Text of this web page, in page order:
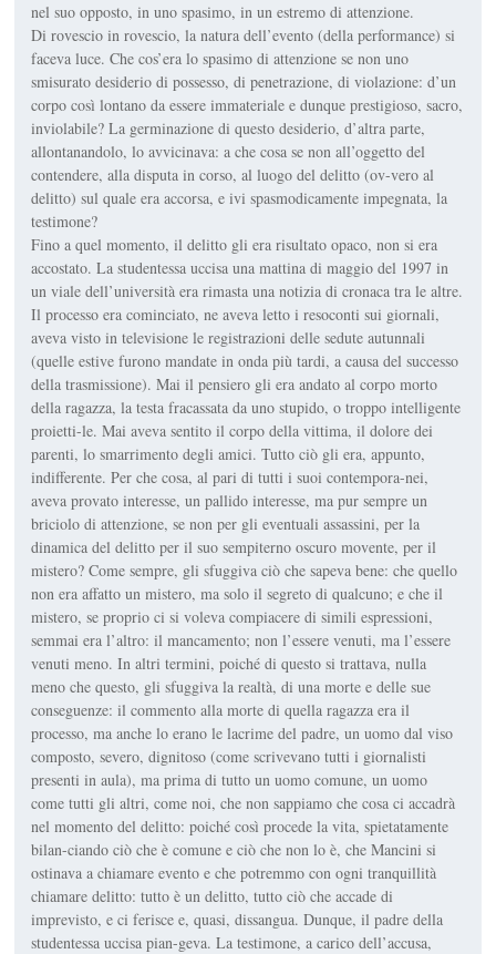
nel suo opposto, in uno spasimo, in un estremo di attenzione.
Di rovescio in rovescio, la natura dell’evento (della performance) si
faceva luce. Che cos’era lo spasimo di attenzione se non uno
smisurato desiderio di possesso, di penetrazione, di violazione: d’un
corpo così lontano da essere immateriale e dunque prestigioso, sacro,
inviolabile? La germinazione di questo desiderio, d’altra parte,
allontanandolo, lo avvicinava: a che cosa se non all’oggetto del
contendere, alla disputa in corso, al luogo del delitto (ov-vero al
delitto) sul quale era accorsa, e ivi spasmodicamente impegnata, la
testimone?
Fino a quel momento, il delitto gli era risultato opaco, non si era
accostato. La studentessa uccisa una mattina di maggio del 1997 in
un viale dell’università era rimasta una notizia di cronaca tra le altre.
Il processo era cominciato, ne aveva letto i resoconti sui giornali,
aveva visto in televisione le registrazioni delle sedute autunnali
(quelle estive furono mandate in onda più tardi, a causa del successo
della trasmissione). Mai il pensiero gli era andato al corpo morto
della ragazza, la testa fracassata da uno stupido, o troppo intelligente
proietti-le. Mai aveva sentito il corpo della vittima, il dolore dei
parenti, lo smarrimento degli amici. Tutto ciò gli era, appunto,
indifferente. Per che cosa, al pari di tutti i suoi contempora-nei,
aveva provato interesse, un pallido interesse, ma pur sempre un
briciolo di attenzione, se non per gli eventuali assassini, per la
dinamica del delitto per il suo sempiterno oscuro movente, per il
mistero? Come sempre, gli sfuggiva ciò che sapeva bene: che quello
non era affatto un mistero, ma solo il segreto di qualcuno; e che il
mistero, se proprio ci si voleva compiacere di simili espressioni,
semmai era l’altro: il mancamento; non l’essere venuti, ma l’essere
venuti meno. In altri termini, poiché di questo si trattava, nulla
meno che questo, gli sfuggiva la realtà, di una morte e delle sue
conseguenze: il commento alla morte di quella ragazza era il
processo, ma anche lo erano le lacrime del padre, un uomo dal viso
composto, severo, dignitoso (come scrivevano tutti i giornalisti
presenti in aula), ma prima di tutto un uomo comune, un uomo
come tutti gli altri, come noi, che non sappiamo che cosa ci accadrà
nel momento del delitto: poiché così procede la vita, spietatamente
bilan-ciando ciò che è comune e ciò che non lo è, che Mancini si
ostinava a chiamare evento e che potremmo con ogni tranquillità
chiamare delitto: tutto è un delitto, tutto ciò che accade di
imprevisto, e ci ferisce e, quasi, dissangua. Dunque, il padre della
studentessa uccisa pian-geva. La testimone, a carico dell’accusa,